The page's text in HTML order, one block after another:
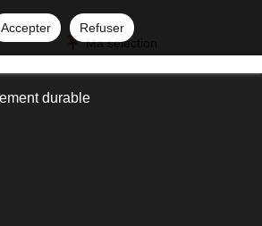
Accepter
Refuser
Ma sélection
durable